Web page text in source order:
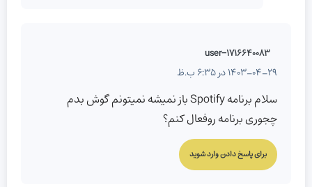
user-1716640083
1403-04-29 در 6:35 ب.ظ
سلام برنامه Spotify باز نمیشه نمیتونم گوش بدم
چجوری برنامه روفعال کنم؟
برای پاسخ دادن وارد شوید